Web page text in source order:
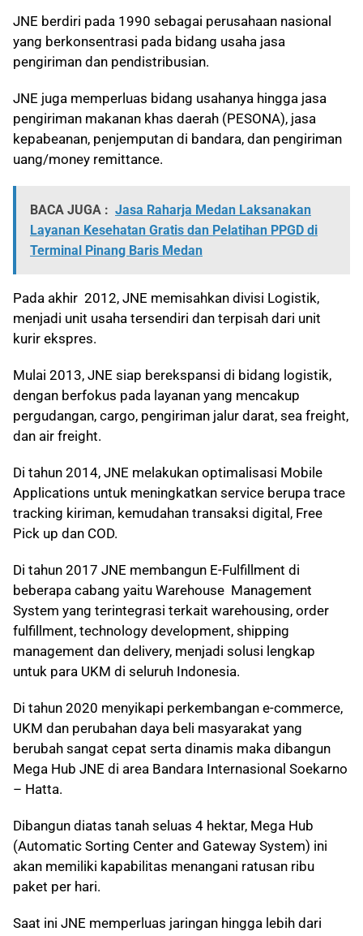
JNE berdiri pada 1990 sebagai perusahaan nasional
yang berkonsentrasi pada bidang usaha jasa
pengiriman dan pendistribusian.
JNE juga memperluas bidang usahanya hingga jasa
pengiriman makanan khas daerah (PESONA), jasa
kepabeanan, penjemputan di bandara, dan pengiriman
uang/money remittance.
BACA JUGA : Jasa Raharja Medan Laksanakan
Layanan Kesehatan Gratis dan Pelatihan PPGD di
Terminal Pinang Baris Medan
Pada akhir 2012, JNE memisahkan divisi Logistik,
menjadi unit usaha tersendiri dan terpisah dari unit
kurir ekspres.
Mulai 2013, JNE siap berekspansi di bidang logistik,
dengan berfokus pada layanan yang mencakup
pergudangan, cargo, pengiriman jalur darat, sea freight,
dan air freight.
Di tahun 2014, JNE melakukan optimalisasi Mobile
Applications untuk meningkatkan service berupa trace
tracking kiriman, kemudahan transaksi digital, Free
Pick up dan COD.
Di tahun 2017 JNE membangun E-Fulfillment di
beberapa cabang yaitu Warehouse Management
System yang terintegrasi terkait warehousing, order
fulfillment, technology development, shipping
management dan delivery, menjadi solusi lengkap
untuk para UKM di seluruh Indonesia.
Di tahun 2020 menyikapi perkembangan e-commerce,
UKM dan perubahan daya beli masyarakat yang
berubah sangat cepat serta dinamis maka dibangun
Mega Hub JNE di area Bandara Internasional Soekarno
– Hatta.
Dibangun diatas tanah seluas 4 hektar, Mega Hub
(Automatic Sorting Center and Gateway System) ini
akan memiliki kapabilitas menangani ratusan ribu
paket per hari.
Saat ini JNE memperluas jaringan hingga lebih dari